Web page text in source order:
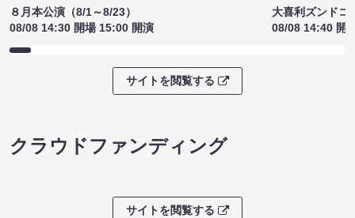
８月本公演（8/1～8/23）
08/08 14:30 開場 15:00 開演
大喜利ズンドコ
08/08 14:40 開
サイトを閲覧する
クラウドファンディング
サイトを閲覧する